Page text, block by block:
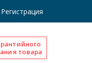
Регистрация
товара